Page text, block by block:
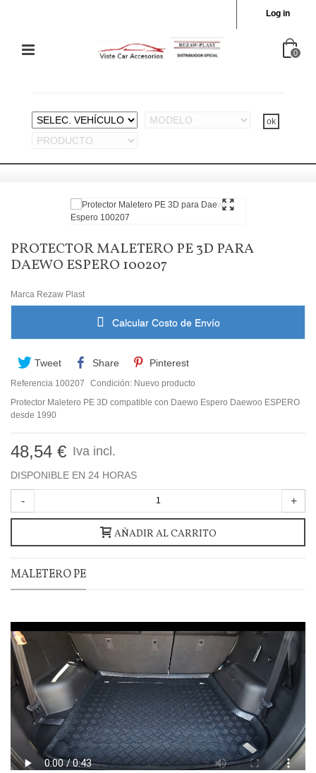
Log in
0
PROTECTOR MALETERO PE 3D PARA
DAEWO ESPERO 100207
Marca Rezaw Plast
Calcular Costo de Envío
Tweet Share Pinterest
Referencia 100207 Condición: Nuevo producto
Protector Maletero PE 3D compatible con Daewo Espero Daewoo ESPERO
desde 1990
48,54 € Iva incl.
DISPONIBLE EN 24 HORAS
- +
AÑADIR AL CARRITO
MALETERO PE